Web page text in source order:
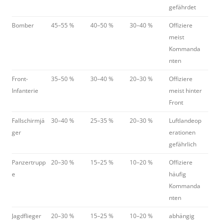
gefährdet
Bomber 45–55 % 40–50 % 30–40 %
Offiziere
meist
Kommanda
nten
Front-
Infanterie
35–50 % 30–40 % 20–30 %
Offiziere
meist hinter
Front
Fallschirmjä
ger
30–40 % 25–35 % 20–30 %
Luftlandeop
erationen
gefährlich
Panzertrupp
e
20–30 % 15–25 % 10–20 %
Offiziere
häufig
Kommanda
nten
Jagdflieger 20–30 % 15–25 % 10–20 %
abhängig